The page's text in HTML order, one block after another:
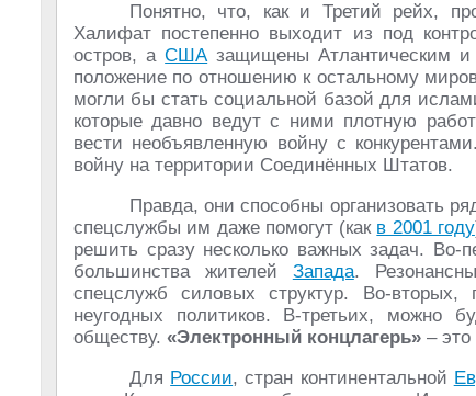
Понятно, что, как и Третий рейх,
Халифат постепенно выходит из под
остров, аСШАзащищены Атлантическим и
положение по отношению к остальному
могли бы стать социальной базой для
которые давно ведут с ними плотную
вести необъявленную войну с
войну на территории Соединённых Штатов.
Правда, они способны организовать
спецслужбы им даже помогут (как в 2001 году
решить сразу несколько важных задач. Во-
большинства жителей Запада.
спецслужб силовых структур. Во-
неугодных политиков. В-третьих, можно
обществу. «Электронный концлагерь» – это
Для России, стран континентальной